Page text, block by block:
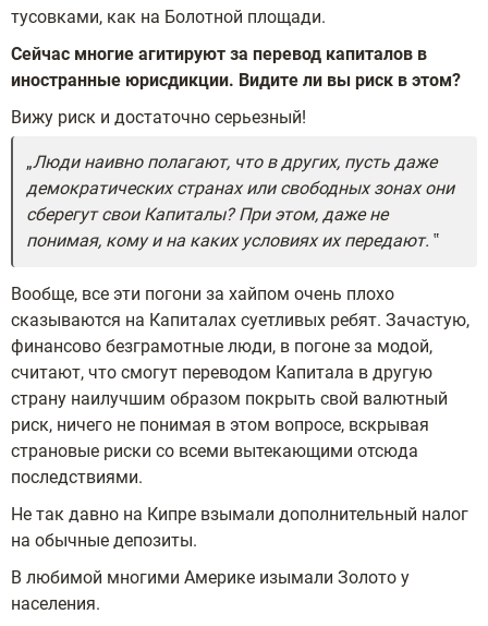
тусовками, как на Болотной площади.
Сейчас многие агитируют за перевод капиталов в
иностранные юрисдикции. Видите ли вы риск в этом?
Вижу риск и достаточно серьезный!
Люди наивно полагают, что в других, пусть даже
демократических странах или свободных зонах они
сберегут свои Капиталы? При этом, даже не
понимая, кому и на каких условиях их передают.
Вообще, все эти погони за хайпом очень плохо
сказываются на Капиталах суетливых ребят. Зачастую,
финансово безграмотные люди, в погоне за модой,
считают, что смогут переводом Капитала в другую
страну наилучшим образом покрыть свой валютный
риск, ничего не понимая в этом вопросе, вскрывая
страновые риски со всеми вытекающими отсюда
последствиями.
Не так давно на Кипре взымали дополнительный налог
на обычные депозиты.
В любимой многими Америке изымали Золото у
населения.